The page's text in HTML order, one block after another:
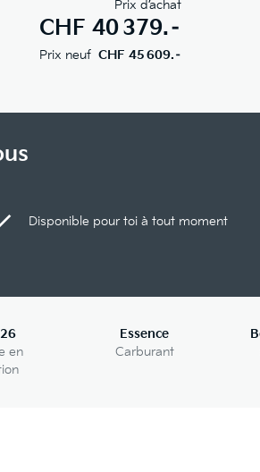
Prix d’achat
CHF 40 379.–
Prix neuf CHF 45 609.–
Disponible pour toi à tout moment
en
Essence
Carburant